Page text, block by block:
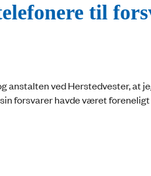
til
ved Herstedvester, at
forsvarer havde været